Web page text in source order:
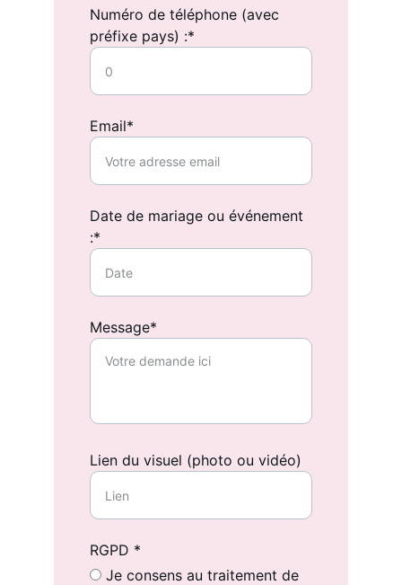
Numéro de téléphone (avec
préfixe pays) :*
Email*
Date de mariage ou événement
:*
Message*
Lien du visuel (photo ou vidéo)
RGPD *
Je consens au traitement de